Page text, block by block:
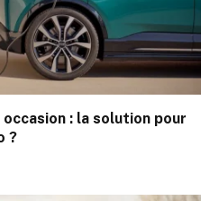
: la solution pour
?